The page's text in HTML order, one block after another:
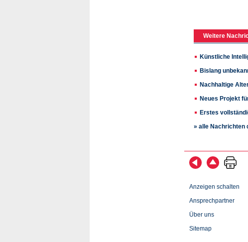
Weitere
Künstliche
Bislang
Nachhaltige
Neues Projekt
Erstes
» alle Nachrichten
Anzeigen schalten
Ansprechpartner
Über uns
Sitemap